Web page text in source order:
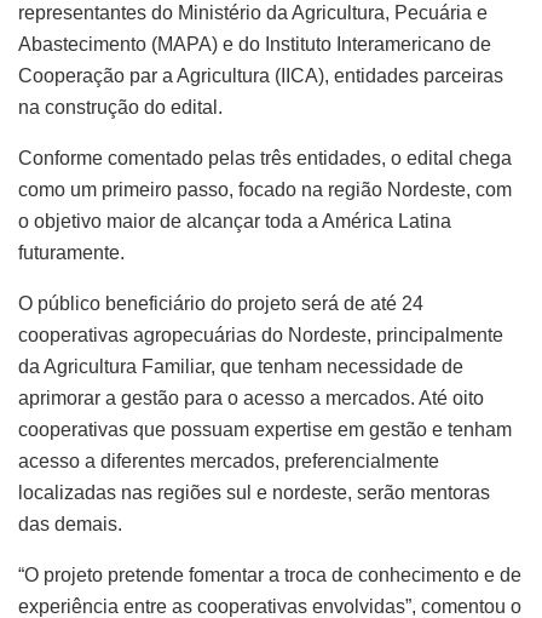
representantes do Ministério da Agricultura, Pecuária e
Abastecimento (MAPA) e do Instituto Interamericano de
Cooperação par a Agricultura (IICA), entidades parceiras
na construção do edital.
Conforme comentado pelas três entidades, o edital chega
como um primeiro passo, focado na região Nordeste, com
o objetivo maior de alcançar toda a América Latina
futuramente.
O público beneficiário do projeto será de até 24
cooperativas agropecuárias do Nordeste, principalmente
da Agricultura Familiar, que tenham necessidade de
aprimorar a gestão para o acesso a mercados. Até oito
cooperativas que possuam expertise em gestão e tenham
acesso a diferentes mercados, preferencialmente
localizadas nas regiões sul e nordeste, serão mentoras
das demais.
“O projeto pretende fomentar a troca de conhecimento e de
experiência entre as cooperativas envolvidas”, comentou o